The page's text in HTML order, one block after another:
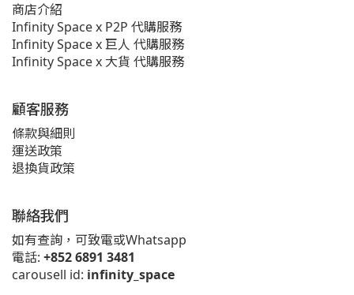
商店介紹
Infinity Space x P2P 代購服務
Infinity Space x 巨人 代購服務
Infinity Space x 大貨 代購服務
顧客服務
條款與細則
運送政策
退換貨政策
聯絡我們
如有查詢，可致電或Whatsapp
電話: +852 6891 3481
carousell id: infinity_space